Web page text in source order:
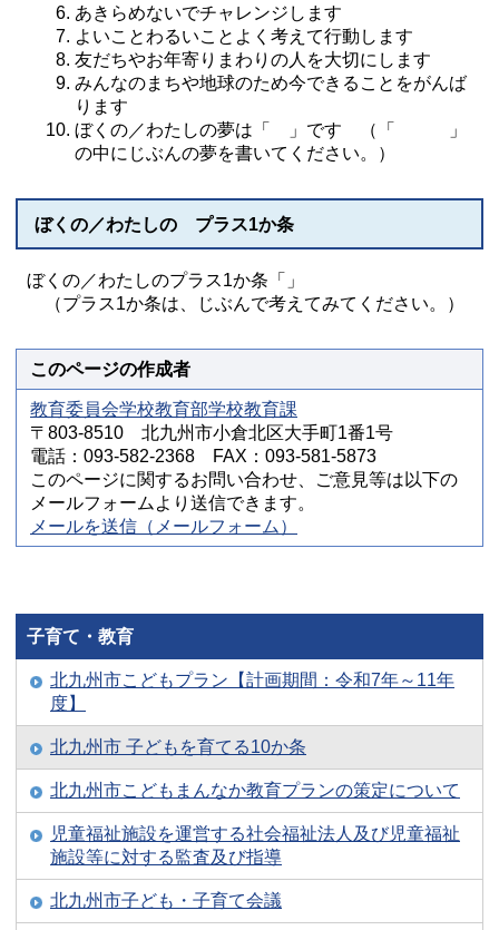
あきらめないでチャレンジします
よいことわるいことよく考えて行動します
友だちやお年寄りまわりの人を大切にします
みんなのまちや地球のため今できることをがんば
ります
ぼくの／わたしの夢は「 」です （「 」
の中にじぶんの夢を書いてください。）
ぼくの／わたしの プラス1か条
ぼくの／わたしのプラス1か条「」
（プラス1か条は、じぶんで考えてみてください。）
このページの作成者
教育委員会学校教育部学校教育課
〒803-8510 北九州市小倉北区大手町1番1号
電話：093-582-2368 FAX：093-581-5873
このページに関するお問い合わせ、ご意見等は以下の
メールフォームより送信できます。
メールを送信（メールフォーム）
子育て・教育
北九州市こどもプラン【計画期間：令和7年～11年
度】
北九州市 子どもを育てる10か条
北九州市こどもまんなか教育プランの策定について
児童福祉施設を運営する社会福祉法人及び児童福祉
施設等に対する監査及び指導
北九州市子ども・子育て会議